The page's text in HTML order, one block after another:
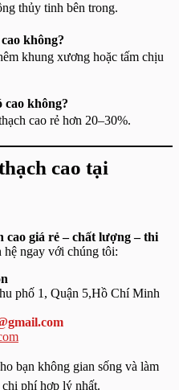
thủy tinh bên trong.
không?
khung xương hoặc tấm chịu
cao không?
cao rẻ hơn 20–30%.
cao tại
cao giá rẻ – chất lượng – thi
ngay với chúng tôi:
phố 1, Quận 5,Hồ Chí Minh
bạn không gian sống và làm
phí hợp lý nhất.